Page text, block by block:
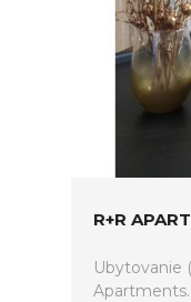
R+R
Ubytovanie